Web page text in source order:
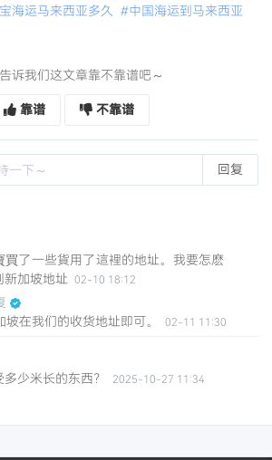
海运马来西亚多久 #中国海运到马来西亚
诉我们这文章靠不靠谱吧～
靠谱 不靠谱
回复
買了一些貨用了這裡的地址。我要怎麽
新加坡地址 02-10 18:12
坡在我们的收货地址即可。
02-11 11:30
少米长的东西？
2025-10-27 11:34